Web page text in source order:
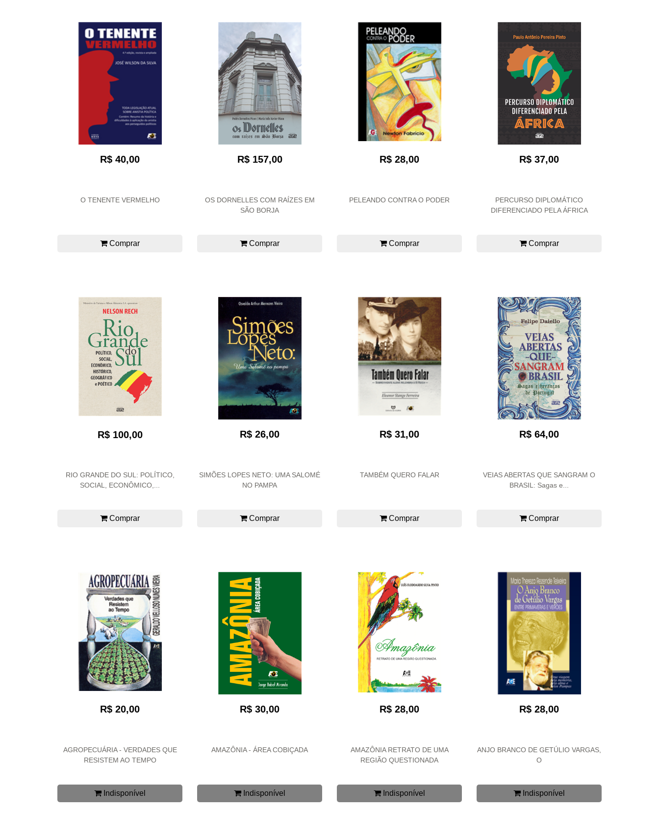
R$ 40,00
O TENENTE VERMELHO
Comprar
R$ 157,00
OS DORNELLES COM RAÍZES EM
SÃO BORJA
Comprar
R$ 28,00
PELEANDO CONTRA O PODER
Comprar
R$ 37,00
PERCURSO DIPLOMÁTICO
DIFERENCIADO PELA ÁFRICA
Comprar
R$ 100,00
RIO GRANDE DO SUL: POLÍTICO,
SOCIAL, ECONÔMICO,...
Comprar
R$ 26,00
SIMÕES LOPES NETO: UMA SALOMÉ
NO PAMPA
Comprar
R$ 31,00
TAMBÉM QUERO FALAR
Comprar
R$ 64,00
VEIAS ABERTAS QUE SANGRAM O
BRASIL: Sagas e...
Comprar
R$ 20,00
AGROPECUÁRIA - VERDADES QUE
RESISTEM AO TEMPO
Indisponível
R$ 30,00
AMAZÔNIA - ÁREA COBIÇADA
Indisponível
R$ 28,00
AMAZÔNIA RETRATO DE UMA
REGIÃO QUESTIONADA
Indisponível
R$ 28,00
ANJO BRANCO DE GETÚLIO VARGAS,
O
Indisponível